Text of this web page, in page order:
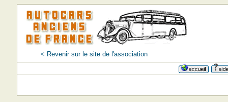
< Revenir sur le site de l'association